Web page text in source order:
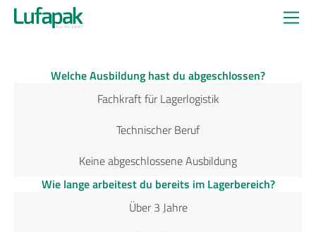
Welche Ausbildung hast du abgeschlossen?
Fachkraft für Lagerlogistik
Technischer Beruf
Keine abgeschlossene Ausbildung
Wie lange arbeitest du bereits im Lagerbereich?
Über 3 Jahre